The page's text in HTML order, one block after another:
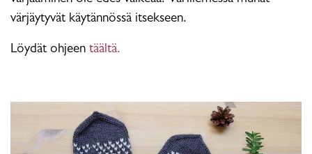
värjäytyvät käytännössä itsekseen.
Löydät ohjeen täältä.